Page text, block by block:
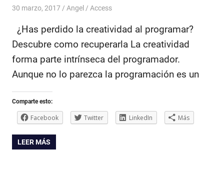
30 marzo, 2017 Angel Access
¿Has perdido la creatividad al programar?
Descubre como recuperarla La creatividad
forma parte intrínseca del programador.
Aunque no lo parezca la programación es un
Comparte esto:
Facebook Twitter LinkedIn Más
LEER MÁS